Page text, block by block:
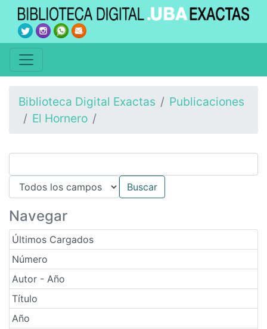
Biblioteca Digital Exactas
Publicaciones
El Hornero
Navegar
Últimos Cargados
Número
Autor - Año
Título
Año